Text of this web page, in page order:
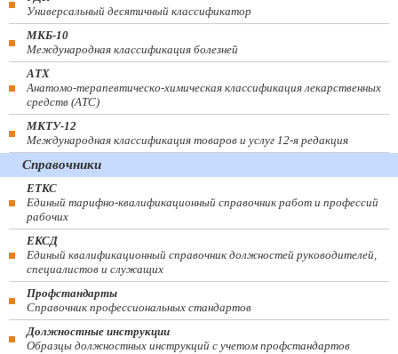
Универсальный десятичный классификатор
МКБ-10
Международная классификация болезней
АТХ
Анатомо-терапевтическо-химическая классификация лекарственных
средств (ATC)
МКТУ-12
Международная классификация товаров и услуг 12-я редакция
Справочники
ЕТКС
Единый тарифно-квалификационный справочник работ и профессий
рабочих
ЕКСД
Единый квалификационный справочник должностей руководителей,
специалистов и служащих
Профстандарты
Справочник профессиональных стандартов
Должностные инструкции
Образцы должностных инструкций с учетом профстандартов